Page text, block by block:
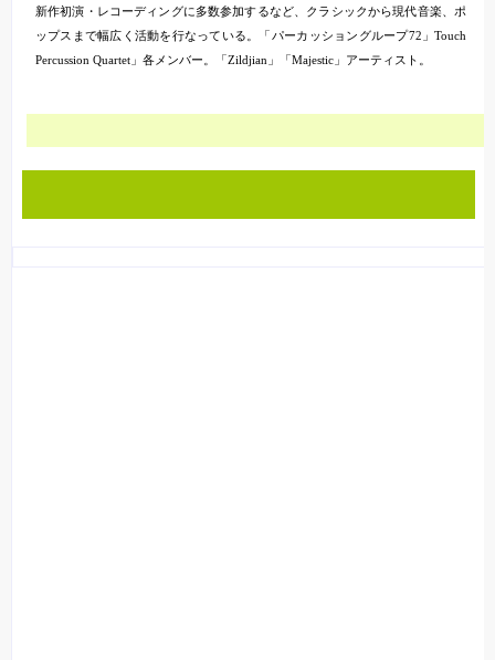
新作初演・レコーディングに多数参加するなど、クラシックから現代音楽、ポ
ップスまで幅広く活動を行なっている。「パーカッショングループ72」Touch
Percussion Quartet」各メンバー。「Zildjian」「Majestic」アーティスト。